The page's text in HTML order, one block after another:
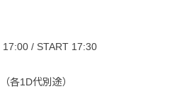
17:00 / START 17:30
各1D代別途）